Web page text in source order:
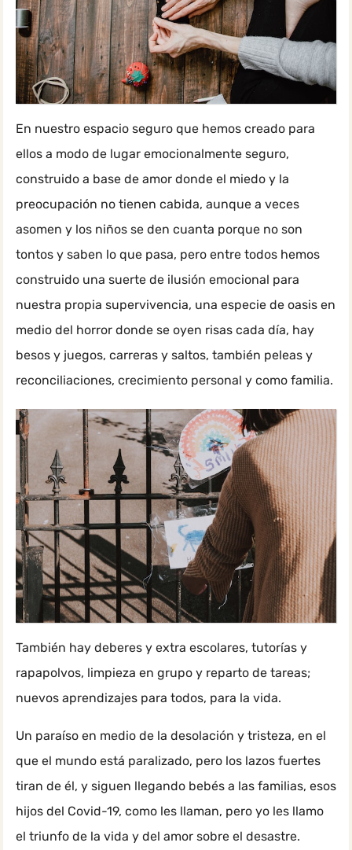
En nuestro espacio seguro que hemos creado para
ellos a modo de lugar emocionalmente seguro,
construido a base de amor donde el miedo y la
preocupación no tienen cabida, aunque a veces
asomen y los niños se den cuanta porque no son
tontos y saben lo que pasa, pero entre todos hemos
construido una suerte de ilusión emocional para
nuestra propia supervivencia, una especie de oasis en
medio del horror donde se oyen risas cada día, hay
besos y juegos, carreras y saltos, también peleas y
reconciliaciones, crecimiento personal y como familia.
También hay deberes y extra escolares, tutorías y
rapapolvos, limpieza en grupo y reparto de tareas;
nuevos aprendizajes para todos, para la vida.
Un paraíso en medio de la desolación y tristeza, en el
que el mundo está paralizado, pero los lazos fuertes
tiran de él, y siguen llegando bebés a las familias, esos
hijos del Covid-19, como les llaman, pero yo les llamo
el triunfo de la vida y del amor sobre el desastre.